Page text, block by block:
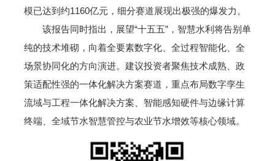
模已达到约1160亿元，细分赛道展现出极强的爆发力。
该报告同时指出，展望“十五五”，智慧水利将告别单
纯的技术堆砌，向着全要素数字化、全过程智能化、全
场景协同化的方向演进。建议投资者聚焦技术成熟、政
策适配性强的一体化解决方案赛道，重点布局数字孪生
流域与工程一体化解决方案、智能感知硬件与边缘计算
终端、全域节水智慧管控与农业节水增效等核心领域。